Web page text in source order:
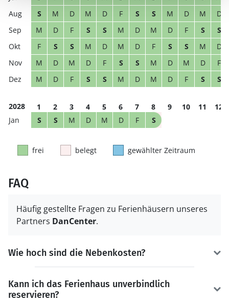
S
M D M D F S S M D M
D
M
D F S S M D M D F S
S
F
S S M D M D F S S M
D
M
D M D F S S M D M D
F
M
D F S S M D M D F S S
2028 1 2 3 4 5 6 7 8 9 10 11
12
S
S M D M D F S
frei belegt gewählter Zeitraum
FAQ
Häufig gestellte Fragen zu Ferienhäusern unseres
Partners DanCenter.
Wie hoch sind die Nebenkosten?
Kann ich das Ferienhaus unverbindlich
reservieren?